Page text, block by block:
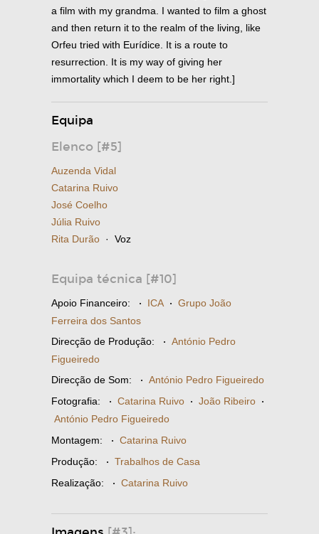
a film with my grandma. I wanted to film a ghost
and then return it to the realm of the living, like
Orfeu tried with Eurídice. It is a route to
resurrection. It is my way of giving her
immortality which I deem to be her right.]
Equipa
Elenco [#5]
Auzenda Vidal
Catarina Ruivo
José Coelho
Júlia Ruivo
Rita Durão · Voz
Equipa técnica [#10]
Apoio Financeiro: · ICA· Grupo João
Ferreira dos Santos
Direcção de Produção: · António Pedro
Figueiredo
Direcção de Som: · António Pedro Figueiredo
Fotografia: · Catarina Ruivo · João Ribeiro ·
António Pedro Figueiredo
Montagem: · Catarina Ruivo
Produção: · Trabalhos de Casa
Realização: · Catarina Ruivo